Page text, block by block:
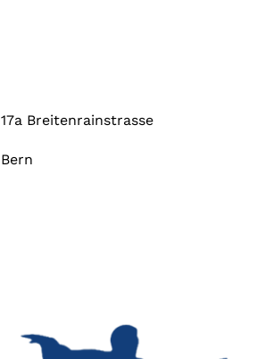
17a Breitenrainstrasse
Bern